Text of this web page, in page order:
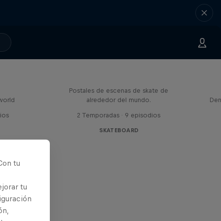
Postales de escenas de skate de
alrededor del mundo.
2 Temporadas · 9 episodios
SKATEBOARD
tu
tu